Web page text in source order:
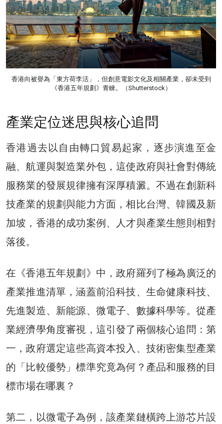
香港向被譽為「東方荷李活」，但創意電影文化及相關產業，卻未受到
《香港五年規劃》青睞。（Shutterstock）
產業定位迷思與核心追問
香港過去以自由轉口貿易起家，逐步演進至金
融、航運與製造業外包，這使政府與社會對傳統
服務業的發展規律擁有深厚積澱。不過在創新科
技產業的規劃與能力方面，相比台灣、韓國及新
加坡，香港的成功案例、人才與產業生態則相對
落後。
在《香港五年規劃》中，政府羅列了極為廣泛的
產業推進清單，涵蓋前沿科技、生命健康科技、
先進製造、新能源、微電子、數據科學等。從產
業經濟學角度審視，這引發了兩個核心追問：第
一，政府選定這些高資本投入、技術密集型產業
的「比較優勢」標準究竟為何？產品和服務的目
標市場在哪裏？
第二，以微電子為例，該產業鏈橫跨上游芯片設